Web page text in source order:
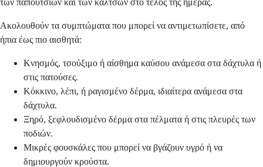
Ακολουθούν τα συμπτώματα που μπορεί να αντιμετωπίσετε, από
ήπια έως πιο αισθητά:
Κνησμός, τσούξιμο ή αίσθημα καύσου ανάμεσα στα δάχτυλα ή
στις πατούσες.
Κόκκινο, λέπι, ή ραγισμένο δέρμα, ιδιαίτερα ανάμεσα στα
δάχτυλα.
Ξηρό, ξεφλουδισμένο δέρμα στα πέλματα ή στις πλευρές των
ποδιών.
Μικρές φουσκάλες που μπορεί να βγάζουν υγρό ή να
δημιουργούν κρούστα.